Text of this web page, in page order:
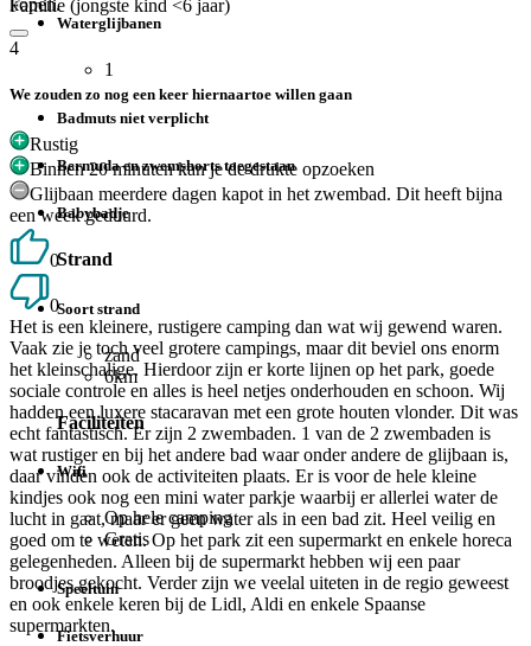
kopen.
Waterglijbanen
1
Badmuts niet verplicht
Bermuda en zwemshorts toegestaan
Babybadje
Strand
Soort strand
zand
6km
Faciliteiten
Wifi
Op hele camping
Gratis
Speeltuin
Fietsverhuur
Familie (jongste kind <6 jaar)
4
We zouden zo nog een keer hiernaartoe willen gaan
Rustig
Binnen 20 minuten kan je de drukte opzoeken
Glijbaan meerdere dagen kapot in het zwembad. Dit heeft bijna
een week geduurd.
0
0
Het is een kleinere, rustigere camping dan wat wij gewend waren.
Vaak zie je toch veel grotere campings, maar dit beviel ons enorm
het kleinschalige. Hierdoor zijn er korte lijnen op het park, goede
sociale controle en alles is heel netjes onderhouden en schoon. Wij
hadden een luxere stacaravan met een grote houten vlonder. Dit was
echt fantastisch. Er zijn 2 zwembaden. 1 van de 2 zwembaden is
wat rustiger en bij het andere bad waar onder andere de glijbaan is,
daar vinden ook de activiteiten plaats. Er is voor de hele kleine
kindjes ook nog een mini water parkje waarbij er allerlei water de
lucht in gaat, maar er geen water als in een bad zit. Heel veilig en
goed om te weten. Op het park zit een supermarkt en enkele horeca
gelegenheden. Alleen bij de supermarkt hebben wij een paar
broodjes gekocht. Verder zijn we veelal uiteten in de regio geweest
en ook enkele keren bij de Lidl, Aldi en enkele Spaanse
supermarkten.